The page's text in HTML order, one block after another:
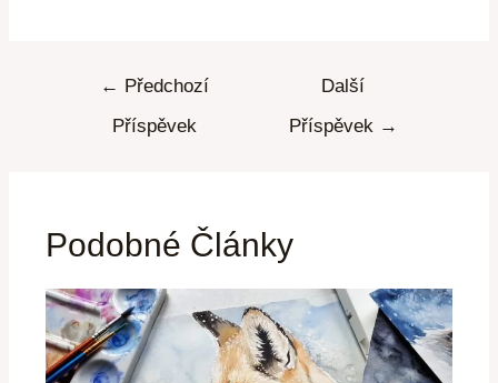
← Předchozí
Příspěvek
Další
Příspěvek →
Podobné Články